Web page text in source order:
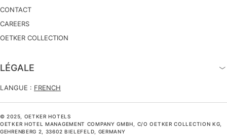
CONTACT
CAREERS
OETKER COLLECTION
LÉGALE
LANGUE : FRENCH
© 2025, OETKER HOTELS
OETKER HOTEL MANAGEMENT COMPANY GMBH, C/O OETKER COLLECTION KG,
GEHRENBERG 2, 33602 BIELEFELD, GERMANY